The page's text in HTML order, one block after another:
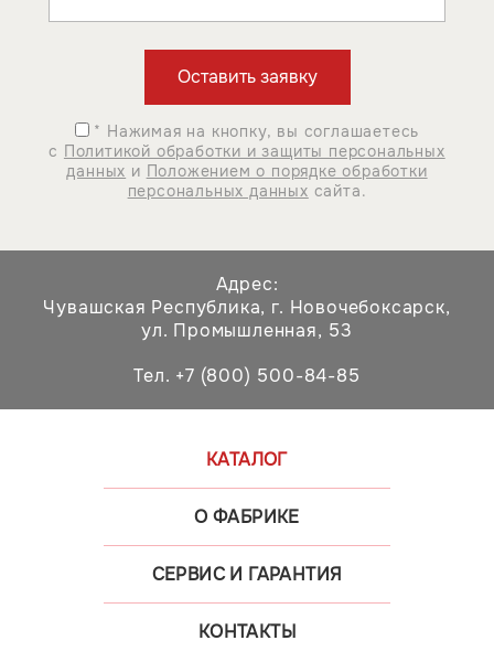
* Нажимая на кнопку, вы соглашаетесь
с Политикой обработки и защиты персональных
данных и Положением о порядке обработки
персональных данных сайта.
Адрес:
Чувашская Республика, г. Новочебоксарск,
ул. Промышленная, 53
Тел. +7 (800) 500-84-85
КАТАЛОГ
О ФАБРИКЕ
СЕРВИС И ГАРАНТИЯ
КОНТАКТЫ